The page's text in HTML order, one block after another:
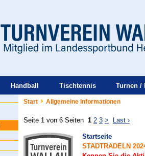
Handball Tischtennis Turnen /
Start Allgemeine Informationen
Seite 1 von 6 Seiten 1 2 3 > Last ›
Startseite
STADTRADELN